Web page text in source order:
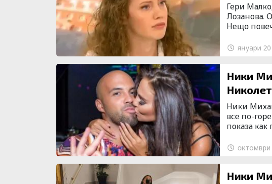
Гери
Лозанова.
Нещо
януари 20
Ники Михайлов
Ники
все по-
показа как
октомври
Ники